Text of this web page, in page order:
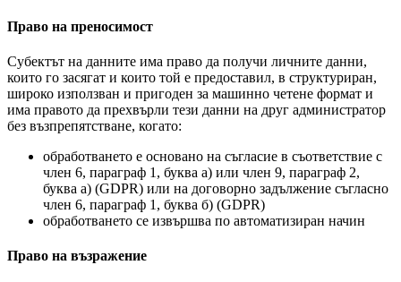
Право на преносимост
Субектът на данните има право да получи личните данни,
които го засягат и които той е предоставил, в структуриран,
широко използван и пригоден за машинно четене формат и
има правото да прехвърли тези данни на друг администратор
без възпрепятстване, когато:
обработването е основано на съгласие в съответствие с
член 6, параграф 1, буква а) или член 9, параграф 2,
буква а) (GDPR) или на договорно задължение съгласно
член 6, параграф 1, буква б) (GDPR)
обработването се извършва по автоматизиран начин
Право на възражение